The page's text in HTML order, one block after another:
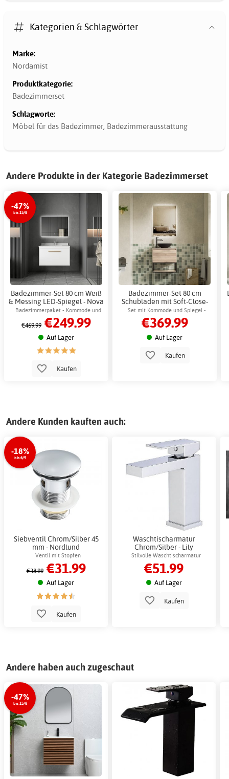
Kategorien & Schlagwörter
Marke:
Nordamist
Produktkategorie:
Badezimmerset
Schlagworte:
Möbel für das Badezimmer, Badezimmerausstattung
Andere Produkte in der Kategorie Badezimmerset
-47%
bis 15/8
Badezimmer-Set 80 cm Weiß
& Messing LED-Spiegel - Nova
+ 2.00 x Badezimmerhaken
Badezimmerpaket - Kommode und
Spiegel mit LED-Beleuchtung
€469.99 €249.99
Auf Lager
Kaufen
Badezimmer-Set 80 cm
Schubladen mit Soft-Close-
Funktion & LED-Spiegel -
Calista
Set mit Kommode und Spiegel -
Keramikwaschbecken & dimmbarem
LED-Spiegel mit Antibeschlag.
€369.99
Auf Lager
Kaufen
Andere Kunden kauften auch:
-18%
bis 6/9
Siebventil Chrom/Silber 45
mm - Nordlund
Ventil mit Stopfen
€38.99 €31.99
Auf Lager
Kaufen
Waschtischarmatur
Chrom/Silber - Lily
Stilvolle Waschtischarmatur
€51.99
Auf Lager
Kaufen
Andere haben auch zugeschaut
-47%
bis 15/8